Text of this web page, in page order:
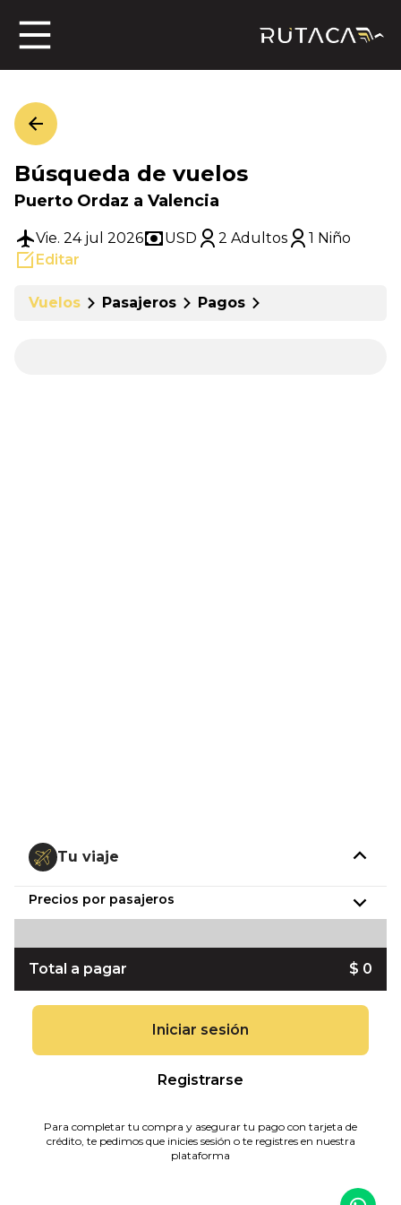
Búsqueda de vuelos
Puerto Ordaz a Valencia
Vie. 24 jul 2026 USD 2 Adultos
1 Niño
Editar
Vuelos Pasajeros Pagos
Tu viaje
Precios por pasajeros
Total a pagar $ 0
Iniciar sesión
Registrarse
Para completar tu compra y asegurar tu pago con tarjeta de
crédito, te pedimos que inicies sesión o te registres en nuestra
plataforma